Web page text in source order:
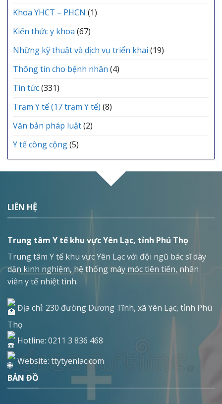
Khoa YHCT – PHCN (1)
Kiến thức y khoa (67)
Những kỹ thuật và dịch vụ triển khai (19)
Thông tin cho bệnh nhân (4)
Tin tức(331)
Trạm Y tế (17 trạm Y tế) (8)
Văn bản pháp luật(2)
Y tế công cộng(5)
LIÊN HỆ
Trung tâm Y tế khu vực Yên Lạc, tỉnh Phú Thọ
Trung tâm Y tế khu vực Yên Lạc với đội ngũ bác sĩ dày
dặn kinh nghiệm, hệ thống máy móc tiên tiến, nhân
viên y tế nhiệt tình.
Địa chỉ: 230 đường Dương Tĩnh, xã Yên Lạc, tỉnh Phú
Thọ
Hotline: 0211 3 836 468
Website: ttytyenlac.com
BẢN ĐỒ